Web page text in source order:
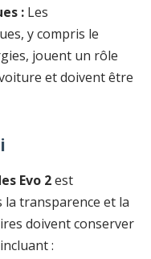
: Les
y compris le
jouent un rôle
et doivent être
Evo 2est
transparence et la
doivent conserver
: